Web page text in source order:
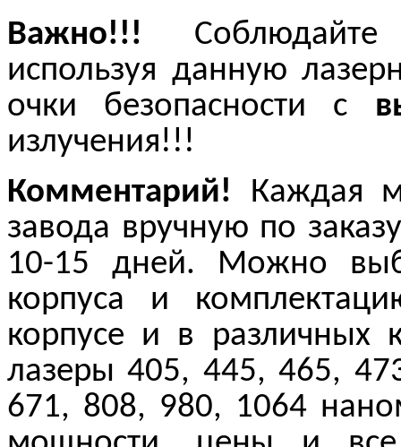
Важно!!!
используя данную
очки безопасности с
излучения!!!
Комментарий! Каждая
завода вручную по
10-15 дней. Можно
корпуса и
корпусе и в различных
лазеры 405, 445, 465,
671, 808, 980, 1064